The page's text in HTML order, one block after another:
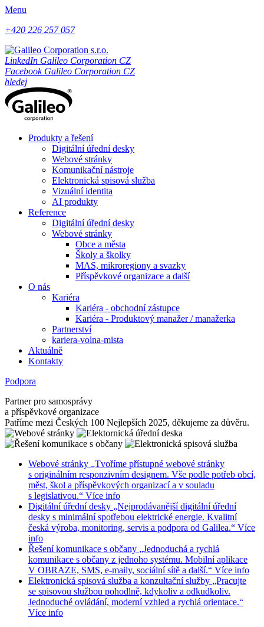
Menu
+420 226 257 057
LinkedIn Galileo Corporation CZ
Facebook Galileo Corporation CZ
hledej
Produkty a řešení
Digitální úřední desky
Webové stránky
Komunikační nástroje
Elektronická spisová služba
Vizuální identita
AI produkty
Reference
Digitální úřední desky
Webové stránky
Obce a města
Školy a školky
MAS, mikroregiony a svazky
Příspěvkové organizace a další
O nás
Kariéra
Kariéra - obchodní zástupce
Kariéra - Produktový manažer / manažerka
Partnerství
kariera-volna-mista
Aktuálně
Kontakty
Podpora
Partner pro samosprávy
a příspěvkové organizace
Patříme mezi Českých 100 Nejlepších 2025, děkujeme za důvěru.
Webové stránky „Tvoříme přístupné webové stránky
s originálním responzivním designem. Vše podle potřeb obcí,
měst, škol a příspěvkových organizací a v souladu
s legislativou.“ Více info
Digitální úřední desky „Nejprodávanější digitální úřední
desky s minimální spotřebou elektrické energie. Kvalitní
česká výroba, monitoring, servis a podpora od Galilea.“ Více
info
Řešení komunikace s občany „Jednoduchá a rychlá
komunikace s občany z jednoho systému. Mobilní aplikace
V OBRAZE, SMS, e-maily, sociální sítě a další.“ Více info
Elektronická spisová služba a konzultační služby „Pracujte
se spisovou službou pohodlně, kdykoliv a odkudkoliv.
Jednoduché ovládání, moderní vzhled a rychlá orientace.“
Více info